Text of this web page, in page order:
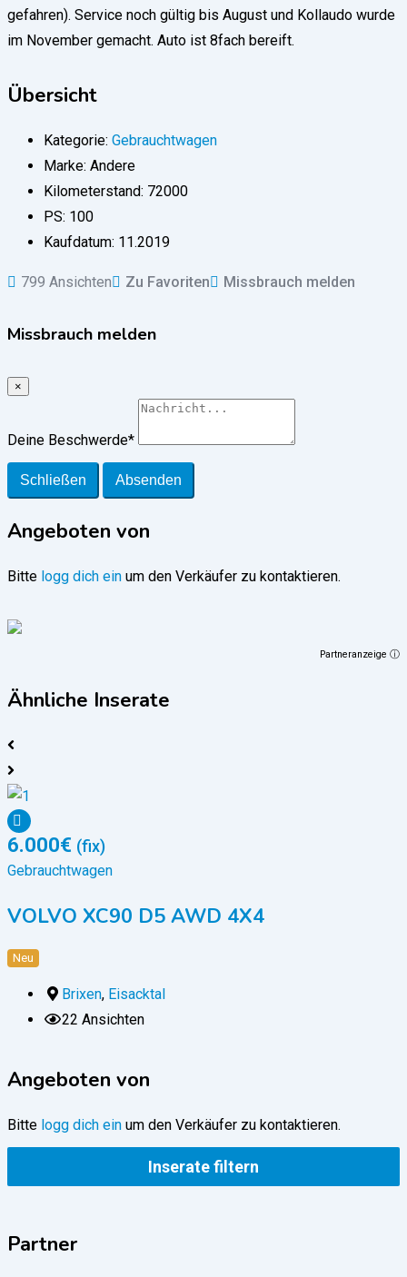
gefahren). Service noch gültig bis August und Kollaudo wurde
im November gemacht. Auto ist 8fach bereift.
Übersicht
Kategorie: Gebrauchtwagen
Marke: Andere
Kilometerstand: 72000
PS: 100
Kaufdatum: 11.2019
799 Ansichten Zu Favoriten Missbrauch melden
Missbrauch melden
×
Deine Beschwerde*
Schließen Absenden
Angeboten von
Bitte logg dich ein um den Verkäufer zu kontaktieren.
Partneranzeige ⓘ
Ähnliche Inserate
6.000€ (fix)
Gebrauchtwagen
VOLVO XC90 D5 AWD 4X4
Neu
Brixen, Eisacktal
22 Ansichten
Angeboten von
Bitte logg dich ein um den Verkäufer zu kontaktieren.
Inserate filtern
Partner